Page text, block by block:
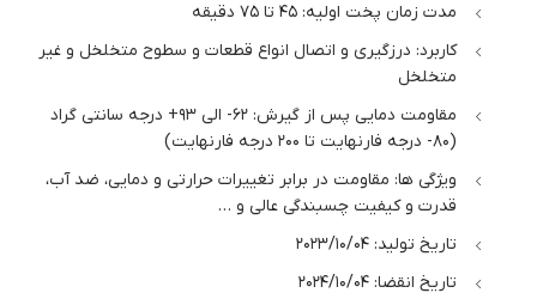
مدت زمان پخت اولیه: 45 تا 75 دقیقه
کاربرد: درزگیری و اتصال انواع قطعات و سطوح متخلخل و غیر
متخلخل
مقاومت دمایی پس از گیرش: 62- الی 93+ درجه سانتی گراد
(80- درجه فارنهایت تا 200 درجه فارنهایت)
ویژگی ها: مقاومت در برابر تغییرات حرارتی و دمایی، ضد آب،
قدرت و کیفیت چسبندگی عالی و …
تاریخ تولید: 2023/10/04
تاریخ انقضا: 2024/10/04